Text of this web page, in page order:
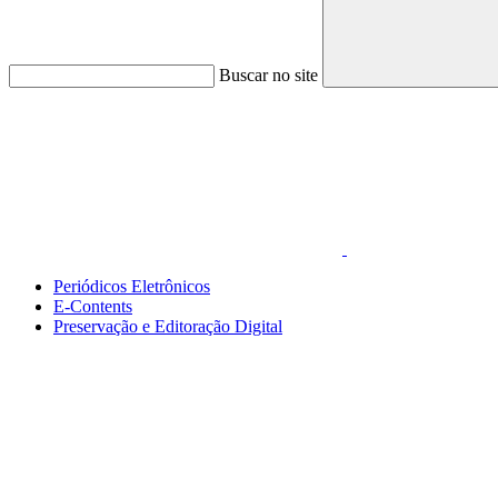
Buscar no site
Periódicos Eletrônicos
E-Contents
Preservação e Editoração Digital